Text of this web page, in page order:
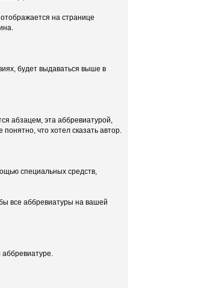
на странице
будет выдаваться выше в
абзацем, эта аббревиатурой,
что хотел сказать автор.
специальных средств,
все аббревиатуры на вашей
аббревиатуре.